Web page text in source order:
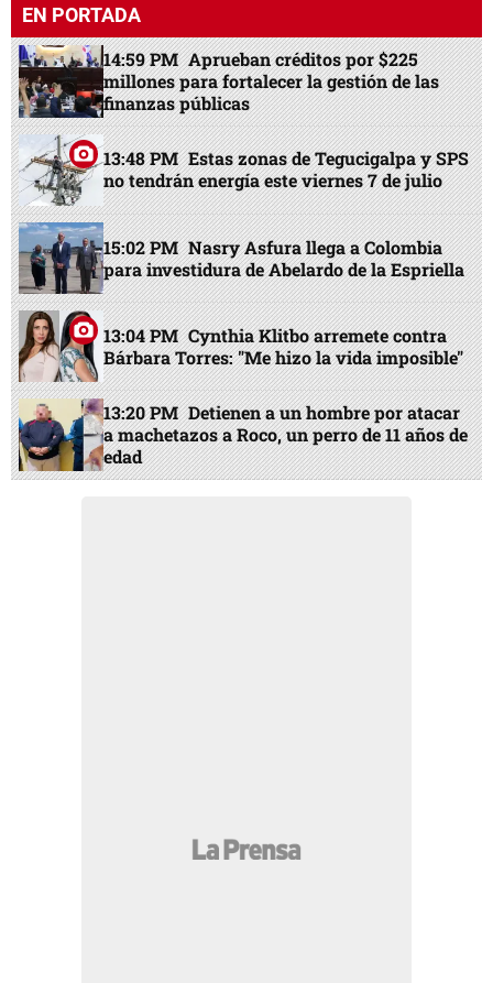
EN PORTADA
14:59 PM Aprueban créditos por $225
millones para fortalecer la gestión de las
finanzas públicas
13:48 PM Estas zonas de Tegucigalpa y SPS
no tendrán energía este viernes 7 de julio
15:02 PM Nasry Asfura llega a Colombia
para investidura de Abelardo de la Espriella
13:04 PM Cynthia Klitbo arremete contra
Bárbara Torres: "Me hizo la vida imposible"
13:20 PM Detienen a un hombre por atacar
a machetazos a Roco, un perro de 11 años de
edad